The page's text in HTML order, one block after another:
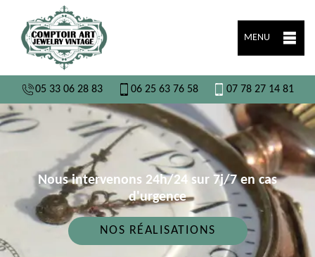
MENU
05 33 06 28 83 06 25 63 76 58 07 78 27 14 81
Nous intervenons 24h/24 sur 7j/7 en cas
d'urgence
NOS RÉALISATIONS